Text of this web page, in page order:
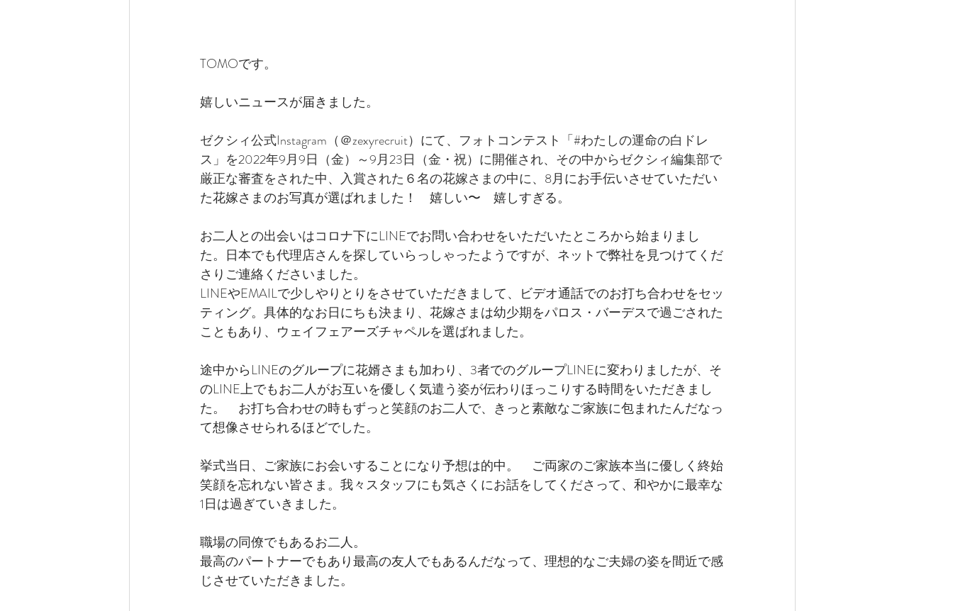
TOMOです。
嬉しいニュースが届きました。
ゼクシィ公式Instagram（＠zexyrecruit）にて、フォトコンテスト「#わたしの運命の白ドレ
ス」を2022年9月9日（金）～9月23日（金・祝）に開催され、その中からゼクシィ編集部で
厳正な審査をされた中、入賞された６名の花嫁さまの中に、 8月にお手伝いさせていただい
た花嫁さまのお写真が選ばれました！　嬉しい〜　嬉しすぎる。
お二人との出会いはコロナ下にLINEでお問い合わせをいただいたところから始まりまし
た。日本でも代理店さんを探していらっしゃったようですが、ネットで弊社を見つけてくだ
さりご連絡くださいました。
LINEやEMAILで少しやりとりをさせていただきまして、ビデオ通話でのお打ち合わせをセッ
ティング。具体的なお日にちも決まり、花嫁さまは幼少期をパロス・バーデスで過ごされた
こともあり、ウェイフェアーズチャペルを選ばれました。
途中からLINEのグループに花婿さまも加わり、3者でのグループLINEに変わりましたが、そ
のLINE上でもお二人がお互いを優しく気遣う姿が伝わりほっこりする時間をいただきまし
た。　お打ち合わせの時もずっと笑顔のお二人で、きっと素敵なご家族に包まれたんだなっ
て想像させられるほどでした。
挙式当日、ご家族にお会いすることになり予想は的中。　ご両家のご家族本当に優しく終始
笑顔を忘れない皆さま。我々スタッフにも気さくにお話をしてくださって、和やかに最幸な
1日は過ぎていきました。
職場の同僚でもあるお二人。
最高のパートナーでもあり最高の友人でもあるんだなって、理想的なご夫婦の姿を間近で感
じさせていただきました。